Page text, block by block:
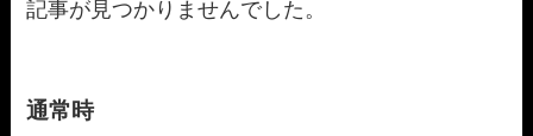
記事が見つかりませんでした。
通常時